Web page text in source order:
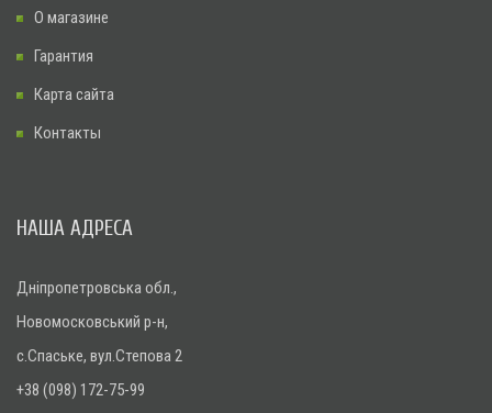
О магазине
Гарантия
Карта сайта
Контакты
НАША АДРЕСА
Дніпропетровська обл.,
Новомосковський р-н,
с.Спаське, вул.Степова 2
+38 (098) 172-75-99